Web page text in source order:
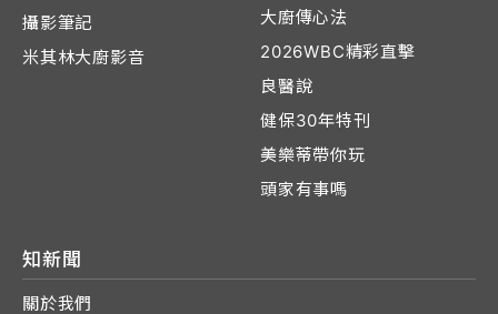
攝影筆記
米其林大廚影音
大廚傳心法
2026WBC精彩直擊
良醫說
健保30年特刊
美樂蒂帶你玩
頭家有事嗎
知新聞
關於我們